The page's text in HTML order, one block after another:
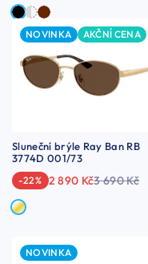
NOVINKA AKČNÍ CENA
Sluneční brýle Ray Ban RB
3774D 001/73
-22 % 2 890 Kč3 690 Kč
NOVINKA